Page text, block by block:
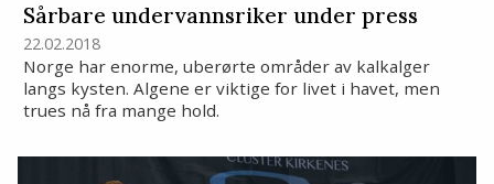
Sårbare undervannsriker under press
22.02.2018
Norge har enorme, uberørte områder av kalkalger
langs kysten. Algene er viktige for livet i havet, men
trues nå fra mange hold.